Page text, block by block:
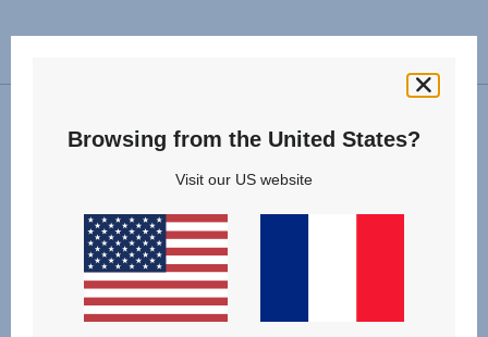
Browsing from the United States?
Visit our US website